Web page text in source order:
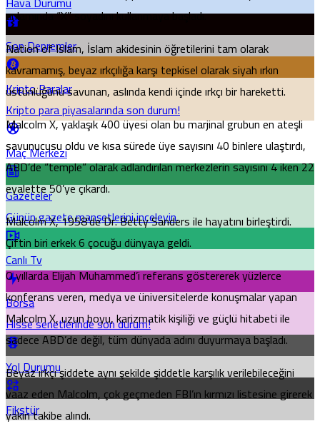
Son Depremler
Kripto Paralar
Kripto para piyasalarında son durum!
Maç Merkezi
Gazeteler
Günün gazete manşetlerini inceleyin.
Canlı Tv
Borsa
Hisse senetlerinde son durum!
Yol Durumu
Fikstür
anlamında “X” soyadını kullanmaya başladı.
Nation of Islam, İslam akidesinin öğretilerini tam olarak
kavramamış, beyaz ırkçılığa karşı tepkisel olarak siyah ırkın
üstünlüğünü savunan, aslında kendi içinde ırkçı bir hareketti.
Malcolm X, yaklaşık 400 üyesi olan bu marjinal grubun en ateşli
savunucusu oldu ve kısa sürede üye sayısını 40 binlere ulaştırdı,
ABD’de “temple” olarak adlandırılan merkezlerin sayısını 4 iken 22
eyalette 50’ye çıkardı.
Malcolm X, 1958’de Dr. Betty Sanders ile hayatını birleştirdi.
Çiftin biri erkek 6 çocuğu dünyaya geldi.
O yıllarda Elijah Muhammed’i referans göstererek yüzlerce
konferans veren, medya ve üniversitelerde konuşmalar yapan
Malcolm X, uzun boyu, karizmatik kişiliği ve güçlü hitabeti ile
sadece ABD’de değil, tüm dünyada adını duyurmaya başladı.
Beyaz ırkçı şiddete aynı şekilde şiddetle karşılık verilebileceğini
vaaz eden Malcolm, çok geçmeden FBI’ın kırmızı listesine girerek
yakın takibe alındı.